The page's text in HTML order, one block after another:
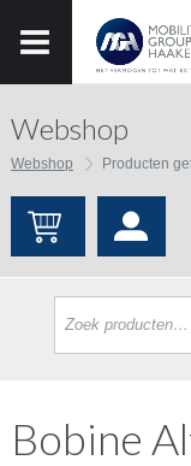
Webshop
Webshop Producten
Bobine